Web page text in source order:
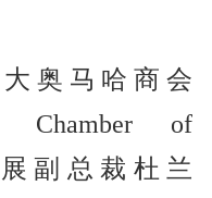
奥马哈商会
Chamber of
展副总裁杜兰